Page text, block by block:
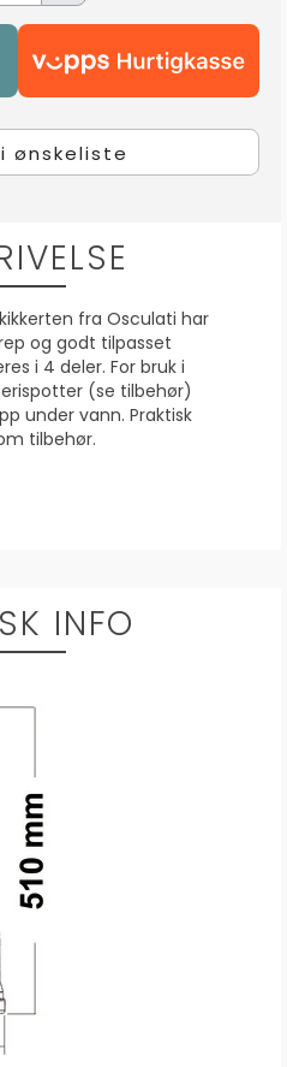
ønskeliste
fra Osculati har
og godt tilpasset
i 4 deler. For bruk i
(se tilbehør)
under vann. Praktisk
tilbehør.
INFO